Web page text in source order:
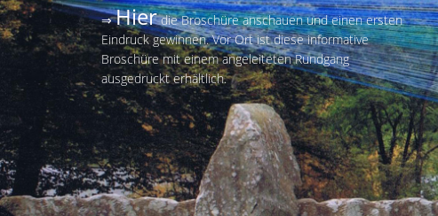
⇒Hierdie Broschüre anschauen und einen ersten
Eindruck gewinnen. Vor Ort ist diese informative
Broschüre mit einem angeleiteten Rundgang
ausgedruckt erhältlich.